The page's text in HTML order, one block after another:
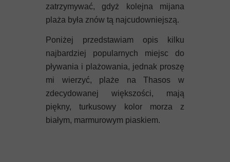
zatrzymywać, gdyż kolejna mijana
plaża była znów tą najcudowniejszą.
Poniżej przedstawiam opis kilku
najbardziej popularnych miejsc do
pływania i plażowania, jednak proszę
mi wierzyć, plaże na Thasos w
zdecydowanej większości, mają
piękny, turkusowy kolor morza z
białym, marmurowym piaskiem.